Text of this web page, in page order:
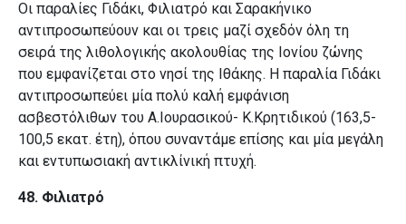
Οι παραλίες Γιδάκι, Φιλιατρό και Σαρακήνικο
αντιπροσωπεύουν και οι τρεις μαζί σχεδόν όλη τη
σειρά της λιθολογικής ακολουθίας της Ιονίου ζώνης
που εμφανίζεται στο νησί της Ιθάκης. H παραλία Γιδάκι
αντιπροσωπεύει μία πολύ καλή εμφάνιση
ασβεστόλιθων του Α.Ιουρασικού- Κ.Κρητιδικού (163,5-
100,5 εκατ. έτη), όπου συναντάμε επίσης και μία μεγάλη
και εντυπωσιακή αντικλίνική πτυχή.
48. Φιλιατρό